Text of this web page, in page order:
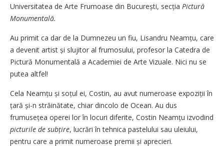
Universitatea de Arte Frumoase din București, secția Pictură
Monumentală.
Au primit ca dar de la Dumnezeu un fiu, Lisandru Neamțu, care
a devenit artist și slujitor al frumosului, profesor la Catedra de
Pictură Monumentală a Academiei de Arte Vizuale. Nici nu se
putea altfel!
Cela Neamțu și soțul ei, Costin, au avut numeroase expoziții în
țară și-n străinătate, chiar dincolo de Ocean. Au dus
frumusețea operei lor în locuri diferite, Costin Neamțu izvodind
picturile de subțire, lucrări în tehnica pastelului sau uleiului,
pentru care a primit numeroase premii și aprecieri.